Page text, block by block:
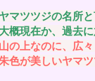
ヤマツツジの名所
大概現在か、過去
山の上なのに、広
色が美しいヤマ